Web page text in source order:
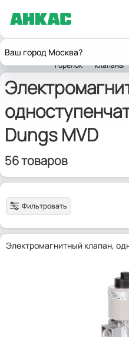
Ваш город Москва?
Главнаядля
горелок
клапаны
Dungs MVD
56 товаров
Фильтровать
Электромагнитный клапан,